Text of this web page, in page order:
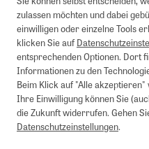
zulassen möchten und dabei
einwilligen oder einzelne Tools
klicken Sie auf
entsprechenden Optionen. Dort
Informationen zu den
Beim Klick auf "Alle
Ihre Einwilligung können Sie
die Zukunft widerrufen. Gehen
Datenschutzeinstellungen.